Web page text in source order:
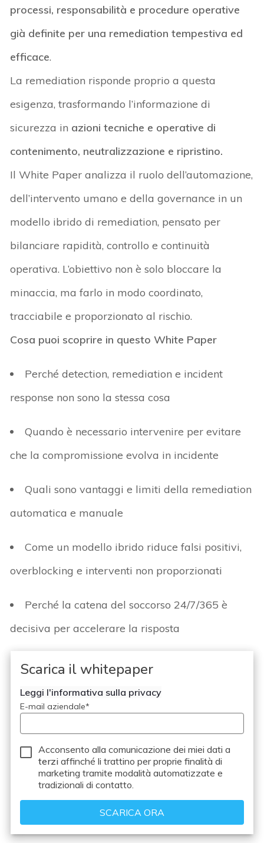
processi, responsabilità e procedure operative
già definite per una remediation tempestiva ed
efficace.
La remediation risponde proprio a questa
esigenza, trasformando l’informazione di
sicurezza in azioni tecniche e operative di
contenimento, neutralizzazione e ripristino.
Il White Paper analizza il ruolo dell’automazione,
dell’intervento umano e della governance in un
modello ibrido di remediation, pensato per
bilanciare rapidità, controllo e continuità
operativa. L’obiettivo non è solo bloccare la
minaccia, ma farlo in modo coordinato,
tracciabile e proporzionato al rischio.
Cosa puoi scoprire in questo White Paper
Perchédetection, remediation e incident
response non sono la stessa cosa
Quando è necessario intervenire per evitare
che la compromissione evolva in incidente
Quali sono vantaggi e limiti della remediation
automatica e manuale
Come un modello ibrido riduce falsi positivi,
overblocking e interventi non proporzionati
Perché la catena del soccorso 24/7/365 è
decisiva per accelerare la risposta
Scarica il whitepaper
Leggi l'informativa sulla privacy
E-mail aziendale*
Acconsento alla comunicazione dei miei dati a
terzi affinché li trattino per proprie finalità di
marketing tramite modalità automatizzate e
tradizionali di contatto.